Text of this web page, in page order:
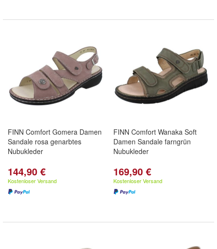
FINN Comfort Gomera Damen
Sandale rosa genarbtes
Nubukleder
144,90 €
Kostenloser Versand
FINN Comfort Wanaka Soft
Damen Sandale farngrün
Nubukleder
169,90 €
Kostenloser Versand